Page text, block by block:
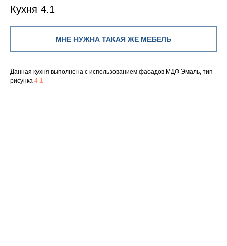
Кухня 4.1
МНЕ НУЖНА ТАКАЯ ЖЕ МЕБЕЛЬ
Данная кухня выполнена с использованием фасадов МДФ Эмаль, тип
рисунка 4.1